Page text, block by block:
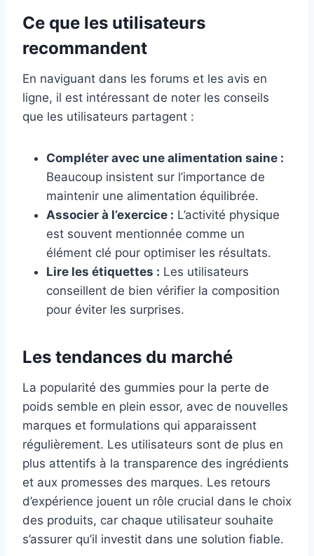
Ce que les utilisateurs
recommandent
En naviguant dans les forums et les avis en
ligne, il est intéressant de noter les conseils
que les utilisateurs partagent :
Compléter avec une alimentation saine :
Beaucoup insistent sur l’importance de
maintenir une alimentation équilibrée.
Associer à l’exercice : L’activité physique
est souvent mentionnée comme un
élément clé pour optimiser les résultats.
Lire les étiquettes : Les utilisateurs
conseillent de bien vérifier la composition
pour éviter les surprises.
Les tendances du marché
La popularité des gummies pour la perte de
poids semble en plein essor, avec de nouvelles
marques et formulations qui apparaissent
régulièrement. Les utilisateurs sont de plus en
plus attentifs à la transparence des ingrédients
et aux promesses des marques. Les retours
d’expérience jouent un rôle crucial dans le choix
des produits, car chaque utilisateur souhaite
s’assurer qu’il investit dans une solution fiable.